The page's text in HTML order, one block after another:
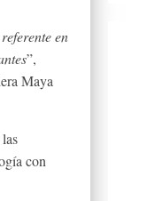
en
”,
Maya
con